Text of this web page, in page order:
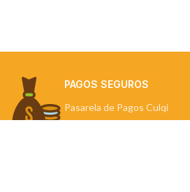
PAGOS SEGUROS
Pasarela de Pagos Culqi